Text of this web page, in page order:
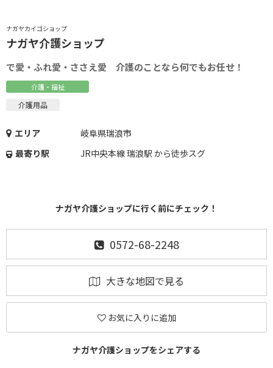
ナガヤカイゴショップ
ナガヤ介護ショップ
で愛・ふれ愛・ささえ愛 介護のことなら何でもお任せ！
介護・福祉
介護用品
エリア
岐阜県瑞浪市
最寄り駅
JR中央本線 瑞浪駅 から徒歩スグ
ナガヤ介護ショップに行く前にチェック！
0572-68-2248
大きな地図で見る
お気に入りに追加
ナガヤ介護ショップをシェアする